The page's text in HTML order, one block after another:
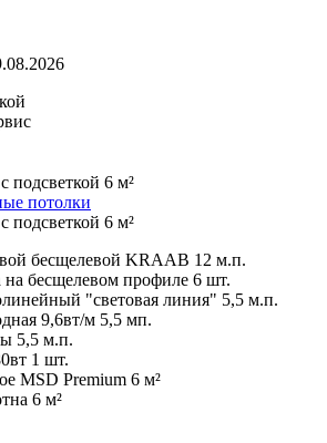
подсветкой 6 м²
подсветкой 6 м²
бесщелевой KRAAB 12 м.п.
на бесщелевом профиле 6 шт.
"световая линия" 5,5 м.п.
9,6вт/м 5,5 мп.
5,5 м.п.
1 шт.
MSD Premium 6 м²
6 м²